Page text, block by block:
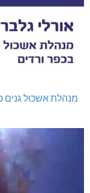
מנהלת אשכול גנים